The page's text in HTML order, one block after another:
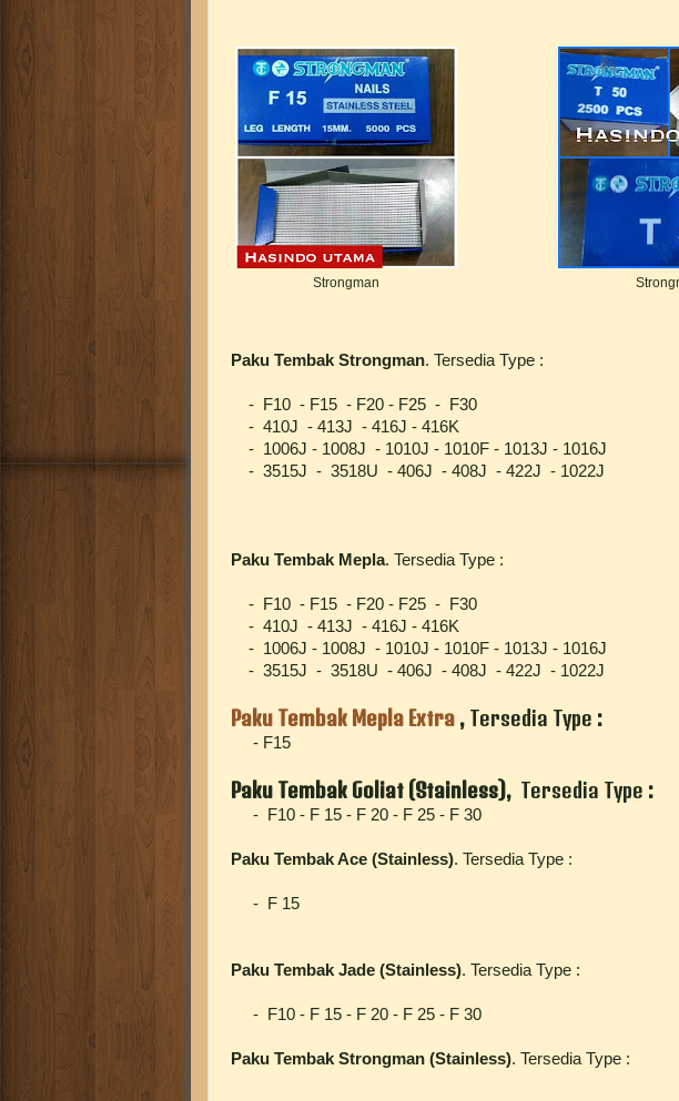
Strongman
Paku Tembak Strongman. Tersedia Type :
- F10 - F15 - F20 - F25 - F30
- 410J - 413J - 416J - 416K
- 1006J - 1008J - 1010J - 1010F - 1013J - 1016J
- 3515J - 3518U - 406J - 408J - 422J - 1022J
Paku Tembak Mepla. Tersedia Type :
- F10 - F15 - F20 - F25 - F30
- 410J - 413J - 416J - 416K
- 1006J - 1008J - 1010J - 1010F - 1013J - 1016J
- 3515J - 3518U - 406J - 408J - 422J - 1022J
Paku Tembak Mepla Extra , Tersedia Type :
- F15
Paku Tembak Goliat (Stainless), Tersedia Type :
- F10 - F 15 - F 20 - F 25 - F 30
Paku Tembak Ace (Stainless). Tersedia Type :
- F 15
Paku Tembak Jade (Stainless). Tersedia Type :
- F10 - F 15 - F 20 - F 25 - F 30
Paku Tembak Strongman (Stainless). Tersedia Type :